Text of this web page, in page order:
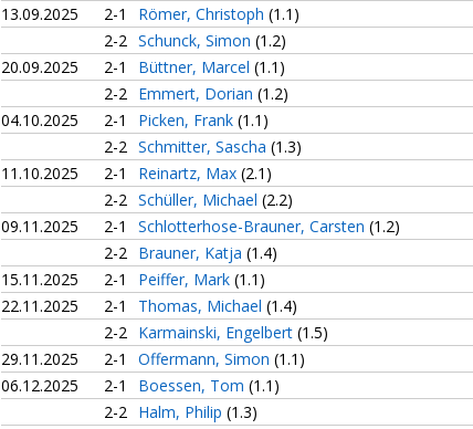
13.09.2025
2-1 Römer, Christoph (1.1)
2-2 Schunck, Simon (1.2)
20.09.2025
2-1 Büttner, Marcel (1.1)
2-2 Emmert, Dorian (1.2)
04.10.2025
2-1 Picken, Frank (1.1)
2-2 Schmitter, Sascha (1.3)
11.10.2025
2-1 Reinartz, Max (2.1)
2-2 Schüller, Michael (2.2)
09.11.2025
2-1 Schlotterhose-Brauner, Carsten (1.2)
2-2 Brauner, Katja (1.4)
15.11.2025
2-1 Peiffer, Mark (1.1)
22.11.2025
2-1 Thomas, Michael (1.4)
2-2 Karmainski, Engelbert (1.5)
29.11.2025
2-1 Offermann, Simon (1.1)
06.12.2025
2-1 Boessen, Tom (1.1)
2-2 Halm, Philip (1.3)